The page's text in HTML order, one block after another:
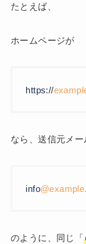
たとえば、
ホームページが
https://
なら、送信元メー
info
のように、同じ「